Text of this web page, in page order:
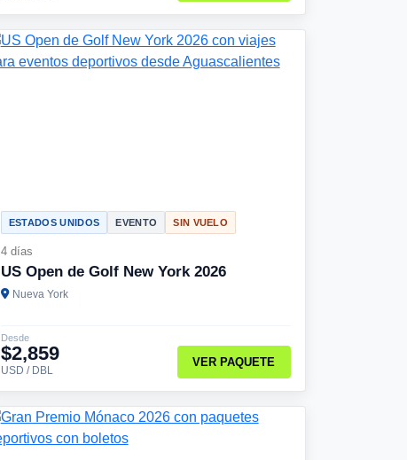
ESTADOS UNIDOS EVENTO SIN VUELO
4 días
US Open de Golf New York 2026
Nueva York
Desde
$2,859
USD / DBL
VER PAQUETE